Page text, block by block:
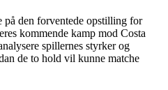
den forventede opstilling for
kommende kamp mod Costa
spillernes styrker og
de to hold vil kunne matche